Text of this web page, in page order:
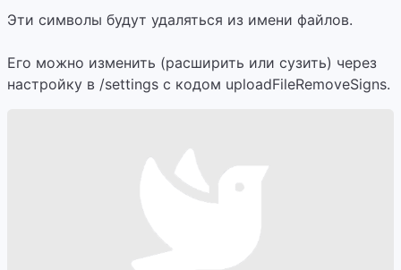
Эти символы будут удаляться из имени файлов.
Его можно изменить (расширить или сузить) через
настройку в /settings с кодом uploadFileRemoveSigns.